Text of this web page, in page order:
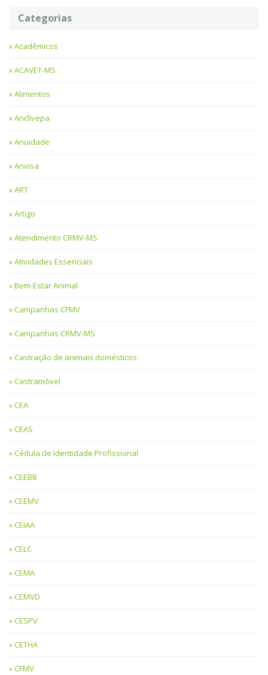
Categorias
Acadêmicos
ACAVET-MS
Alimentos
Anclivepa
Anuidade
Anvisa
ART
Artigo
Atendimento CRMV-MS
Atividades Essenciais
Bem-Estar Animal
Campanhas CFMV
Campanhas CRMV-MS
Castração de animais domésticos
Castramóvel
CEA
CEAS
Cédula de Identidade Profissional
CEEBB
CEEMV
CEIAA
CELC
CEMA
CEMVD
CESPV
CETHA
CFMV